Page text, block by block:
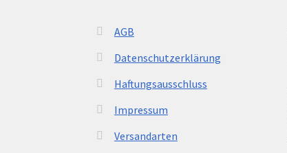
AGB
Datenschutzerklärung
Haftungsausschluss
Impressum
Versandarten